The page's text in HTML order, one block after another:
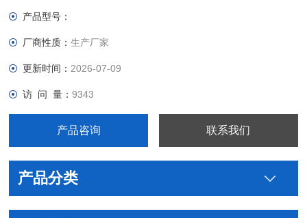
碎室，进入物料收集系统，经过滤袋过滤，空气被排出，物料、
产品型号：
厂商性质：生产厂家
更新时间： 2026-07-09
访 问 量：9343
产品咨询 联系我们
产品分类